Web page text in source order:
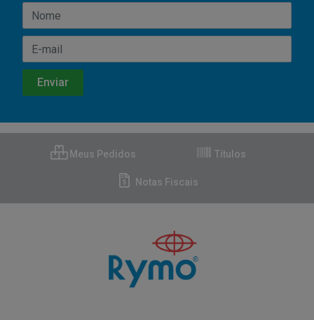
Meus Pedidos Títulos
Notas Fiscais